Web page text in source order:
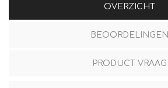
OVERZICHT
BEOORDELINGEN
PRODUCT VRAAG